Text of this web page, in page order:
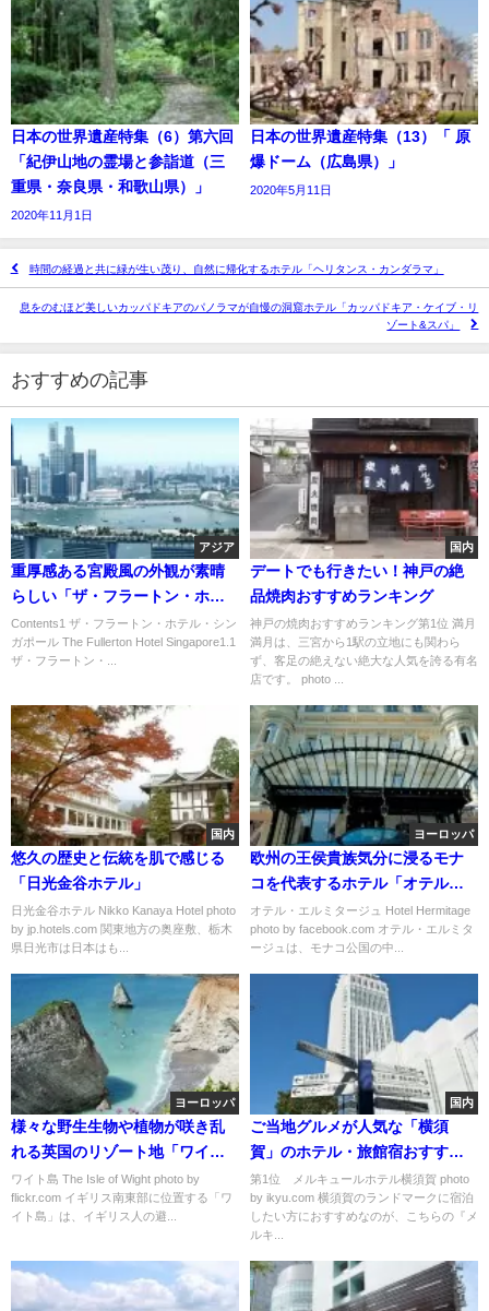
日本の世界遺産特集（6）第六回
「紀伊山地の霊場と参詣道（三
重県・奈良県・和歌山県）」
2020年11月1日
日本の世界遺産特集（13）「 原
爆ドーム（広島県）」
2020年5月11日
時間の経過と共に緑が生い茂り、自然に帰化するホテル「ヘリタンス・カンダラマ」
息をのむほど美しいカッパドキアのパノラマが自慢の洞窟ホテル「カッパドキア・ケイブ・リ
ゾート&スパ」
おすすめの記事
アジア
重厚感ある宮殿風の外観が素晴
らしい「ザ・フラートン・ホテ
ル・シンガポール」
Contents1 ザ・フラートン・ホテル・シン
ガポール The Fullerton Hotel Singapore1.1
ザ・フラートン・...
国内
デートでも行きたい！神戸の絶
品焼肉おすすめランキング
神戸の焼肉おすすめランキング第1位 満月
満月は、三宮から1駅の立地にも関わら
ず、客足の絶えない絶大な人気を誇る有名
店です。 photo ...
国内
悠久の歴史と伝統を肌で感じる
「日光金谷ホテル」
日光金谷ホテル Nikko Kanaya Hotel photo
by jp.hotels.com 関東地方の奥座敷、栃木
県日光市は日本はも...
ヨーロッパ
欧州の王侯貴族気分に浸るモナ
コを代表するホテル「オテル・
エルミタージュ」
オテル・エルミタージュ Hotel Hermitage
photo by facebook.com オテル・エルミタ
ージュは、モナコ公国の中...
ヨーロッパ
様々な野生生物や植物が咲き乱
れる英国のリゾート地「ワイト
島」
ワイト島 The Isle of Wight photo by
flickr.com イギリス南東部に位置する「ワ
イト島」は、イギリス人の避...
国内
ご当地グルメが人気な「横須
賀」のホテル・旅館宿おすすめ
ランキング
第1位 メルキュールホテル横須賀 photo
by ikyu.com 横須賀のランドマークに宿泊
したい方におすすめなのが、こちらの『メ
ルキ...